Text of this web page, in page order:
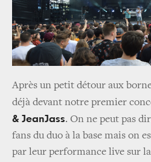
Après un petit détour aux
déjà devant notre premier
& JeanJass. On ne peut pas
fans du duo à la base mais on
par leur performance live sur